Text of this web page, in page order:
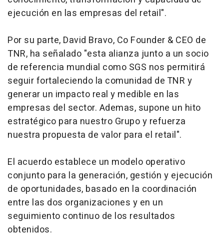
ejecución en las empresas del retail".
Por su parte, David Bravo, Co Founder & CEO de
TNR, ha señalado "esta alianza junto a un socio
de referencia mundial como SGS nos permitirá
seguir fortaleciendo la comunidad de TNR y
generar un impacto real y medible en las
empresas del sector. Ademas, supone un hito
estratégico para nuestro Grupo y refuerza
nuestra propuesta de valor para el retail".
El acuerdo establece un modelo operativo
conjunto para la generación, gestión y ejecución
de oportunidades, basado en la coordinación
entre las dos organizaciones y en un
seguimiento continuo de los resultados
obtenidos.